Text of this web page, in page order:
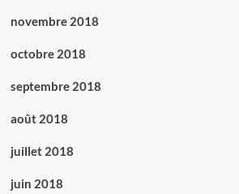
novembre 2018
octobre 2018
septembre 2018
août 2018
juillet 2018
juin 2018